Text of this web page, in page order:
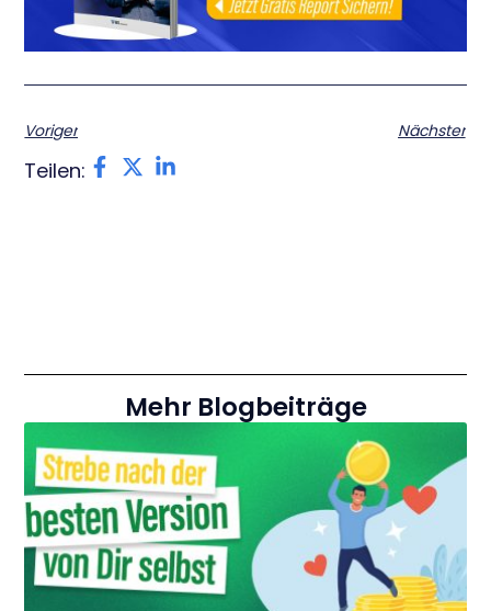
Voriger Nächster
Teilen:
Mehr Blogbeiträge